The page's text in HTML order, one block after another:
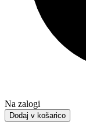
Na zalogi
Dodaj v košarico